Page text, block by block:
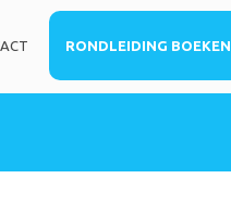
RONDLEIDING BOEKEN